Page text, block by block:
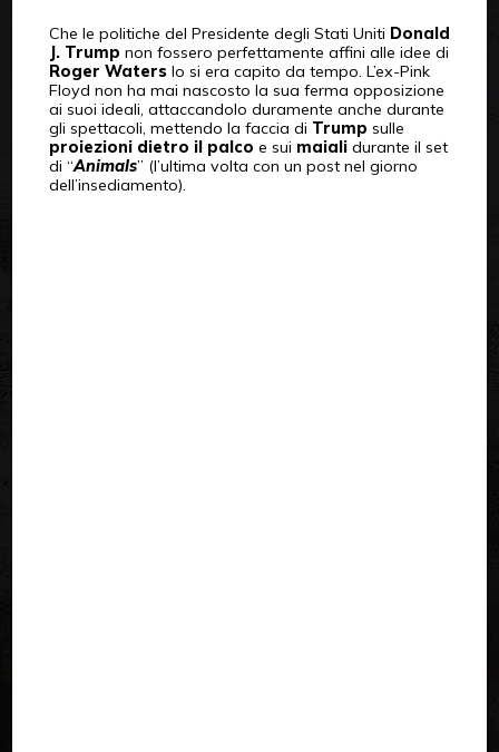
Che le politiche del Presidente degli Stati Uniti Donald
J. Trump non fossero perfettamente affini alle idee di
Roger Waterslo si era capito da tempo. L’ex-Pink
Floyd non ha mai nascosto la sua ferma opposizione
ai suoi ideali, attaccandolo duramente anche durante
gli spettacoli, mettendo la faccia di Trump sulle
proiezioni dietro il palco e sui maialidurante il set
di “Animals” (l’ultima volta con un post nel giorno
dell’insediamento).